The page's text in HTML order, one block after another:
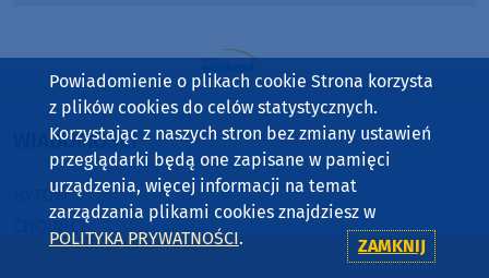
WIADOMOŚCI
BYTÓW
CHOJNICE
Powiadomienie o plikach cookie Strona korzysta
z plików cookies do celów statystycznych.
Korzystając z naszych stron bez zmiany ustawień
przeglądarki będą one zapisane w pamięci
urządzenia, więcej informacji na temat
zarządzania plikami cookies znajdziesz w
POLITYKA PRYWATNOŚCI. ZAMKNIJ